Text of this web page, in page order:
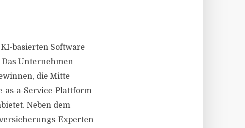
basierten Software
Unternehmen
die Mitte
as-a-Service-Plattform
Neben dem
Experten